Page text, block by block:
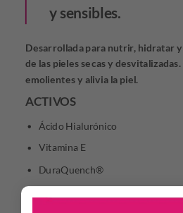
y sensibles.
Desarrollada para nutrir, hidratar
de las pieles secas y
emolientes y alivia la piel.
ACTIVOS
Ácido Hialurónico
Vitamina E
DuraQuench®